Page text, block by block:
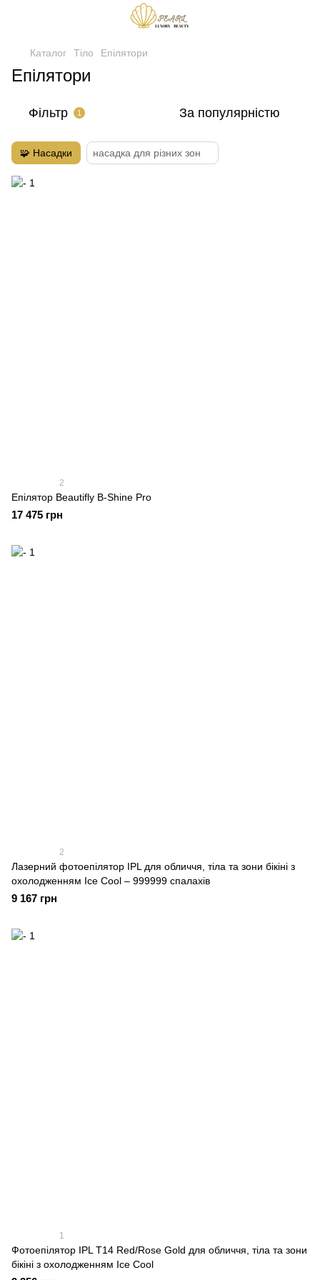
Каталог Тіло Епілятори
Епілятори
Фільтр 1 За популярністю
🧩 Насадки насадка для різних зон
2
Епілятор Beautifly B-Shine Pro
17 475 грн
2
Лазерний фотоепілятор IPL для обличчя, тіла та зони бікіні з
охолодженням Ice Cool – 999999 спалахів
9 167 грн
1
Фотоепілятор IPL T14 Red/Rose Gold для обличчя, тіла та зони
бікіні з охолодженням Ice Cool